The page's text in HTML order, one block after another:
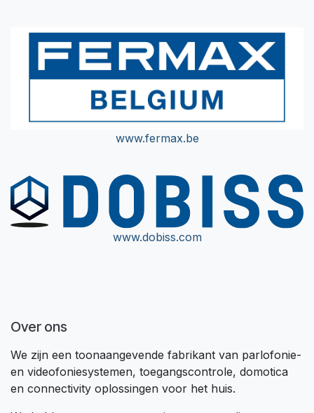
www.fermax.be
www.dobiss.com
Over ons
We zijn een toonaangevende fabrikant van parlofonie-
en videofoniesystemen, toegangscontrole, domotica
en connectivity oplossingen voor het huis.